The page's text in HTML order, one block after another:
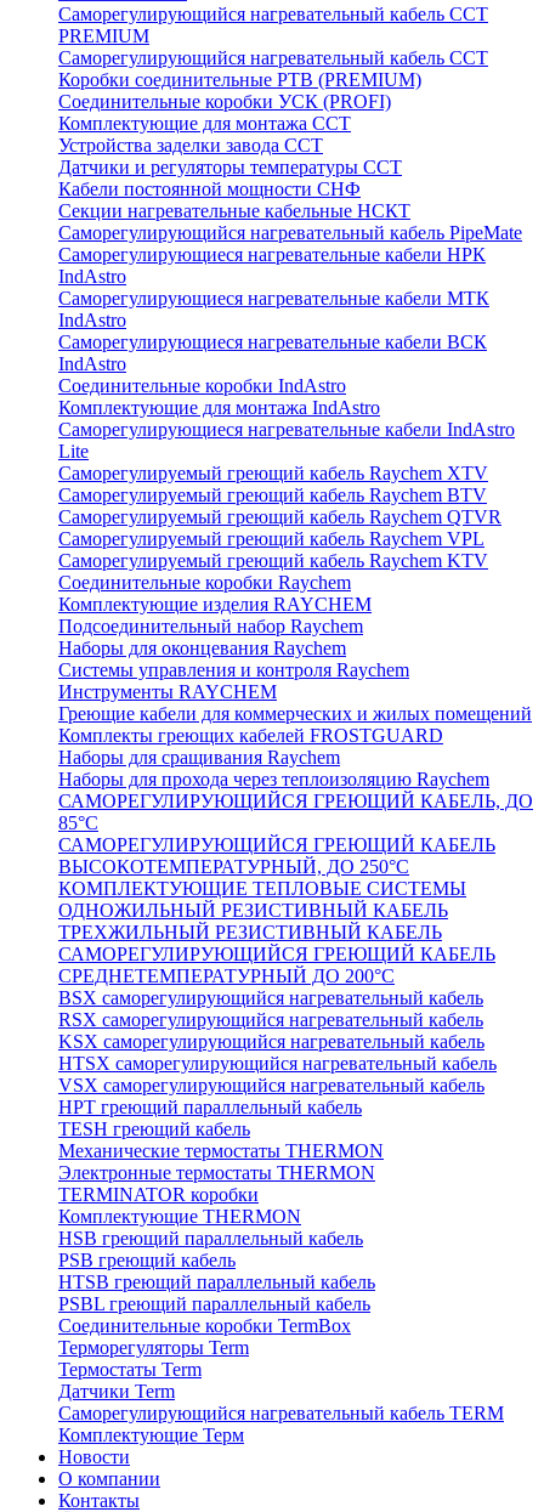
Саморегулирующийся нагревательный кабель ССТ
PREMIUM
Саморегулирующийся нагревательный кабель ССТ
Коробки соединительные РТВ (PREMIUM)
Соединительные коробки УСК (PROFI)
Комплектующие для монтажа ССТ
Устройства заделки завода ССТ
Датчики и регуляторы температуры ССТ
Кабели постоянной мощности СНФ
Секции нагревательные кабельные НСКТ
Саморегулирующийся нагревательный кабель PipeMate
Саморегулирующиеся нагревательные кабели НРК
IndAstro
Саморегулирующиеся нагревательные кабели МТК
IndAstro
Саморегулирующиеся нагревательные кабели ВСК
IndAstro
Соединительные коробки IndAstro
Комплектующие для монтажа IndAstro
Саморегулирующиеся нагревательные кабели IndAstro
Lite
Саморегулируемый греющий кабель Raychem XTV
Саморегулируемый греющий кабель Raychem BTV
Саморегулируемый греющий кабель Raychem QTVR
Саморегулируемый греющий кабель Raychem VPL
Саморегулируемый греющий кабель Raychem KTV
Соединительные коробки Raychem
Комплектующие изделия RAYCHEM
Подсоединительный набор Raychem
Наборы для оконцевания Raychem
Системы управления и контроля Raychem
Инструменты RAYCHEM
Греющие кабели для коммерческих и жилых помещений
Комплекты греющих кабелей FROSTGUARD
Наборы для сращивания Raychem
Наборы для прохода через теплоизоляцию Raychem
САМОРЕГУЛИРУЮЩИЙСЯ ГРЕЮЩИЙ КАБЕЛЬ, ДО
85°С
САМОРЕГУЛИРУЮЩИЙСЯ ГРЕЮЩИЙ КАБЕЛЬ
ВЫСОКОТЕМПЕРАТУРНЫЙ, ДО 250°С
КОМПЛЕКТУЮЩИЕ ТЕПЛОВЫЕ СИСТЕМЫ
ОДНОЖИЛЬНЫЙ РЕЗИСТИВНЫЙ КАБЕЛЬ
ТРЕХЖИЛЬНЫЙ РЕЗИСТИВНЫЙ КАБЕЛЬ
САМОРЕГУЛИРУЮЩИЙСЯ ГРЕЮЩИЙ КАБЕЛЬ
СРЕДНЕТЕМПЕРАТУРНЫЙ ДО 200°С
BSX саморегулирующийся нагревательный кабель
RSX саморегулирующийся нагревательный кабель
KSX саморегулирующийся нагревательный кабель
HTSX саморегулирующийся нагревательный кабель
VSX саморегулирующийся нагревательный кабель
НРТ греющий параллельный кабель
TESH греющий кабель
Механические термостаты THERMON
Электронные термостаты THERMON
TERMINATOR коробки
Комплектующие THERMON
HSB греющий параллельный кабель
PSB греющий кабель
HTSB греющий параллельный кабель
PSBL греющий параллельный кабель
Соединительные коробки TermBox
Терморегуляторы Term
Термостаты Term
Датчики Term
Саморегулирующийся нагревательный кабель TERM
Комплектующие Терм
Новости
О компании
Контакты